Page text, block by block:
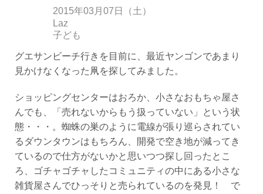
2015年03月07日（土）
Laz
子ども
グエサンビーチ行きを目前に、最近ヤンゴンであまり
見かけなくなった凧を探してみました。
ショッピングセンターはおろか、小さなおもちゃ屋さ
んでも、「売れないからもう扱っていない」という状
態・・・。蜘蛛の巣のように電線が張り巡らされてい
るダウンタウンはもちろん、開発で空き地が減ってき
ているので仕方がないかと思いつつ探し回ったとこ
ろ、ゴチャゴチャしたコミュニティの中にある小さな
雑貨屋さんでひっそりと売られているのを発見！ で